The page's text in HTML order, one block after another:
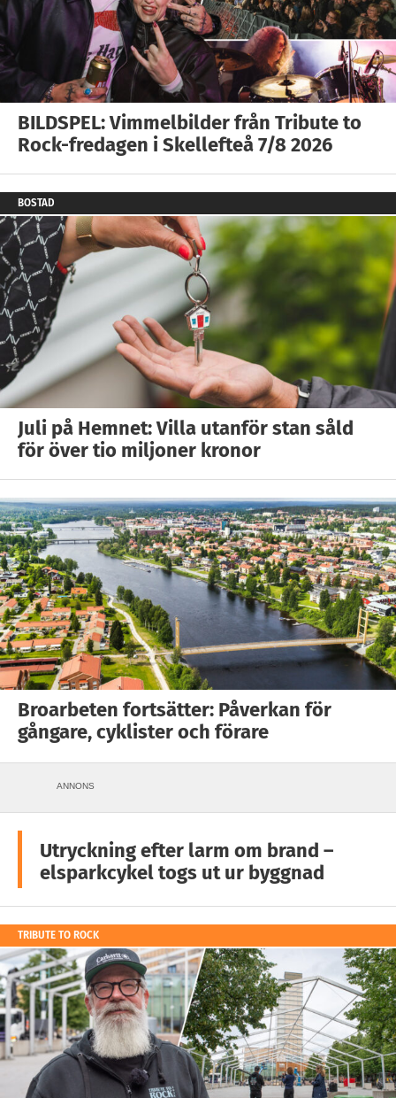
BILDSPEL: Vimmelbilder från Tribute to
Rock-fredagen i Skellefteå 7/8 2026
BOSTAD
Juli på Hemnet: Villa utanför stan såld
för över tio miljoner kronor
Broarbeten fortsätter: Påverkan för
gångare, cyklister och förare
ANNONS
Utryckning efter larm om brand –
elsparkcykel togs ut ur byggnad
TRIBUTE TO ROCK